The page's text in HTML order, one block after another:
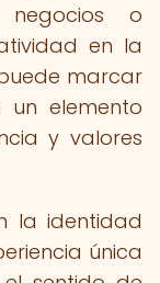
negocios o
en la
marcar
un elemento
y valores
la identidad
única